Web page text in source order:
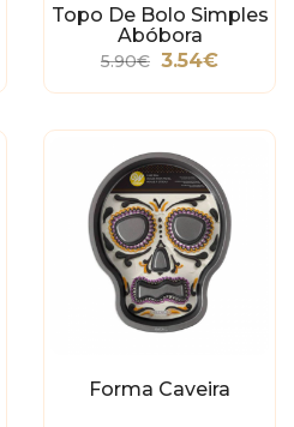
Topo De Bolo Simples
Abóbora
5.90€ 3.54€
Forma Caveira